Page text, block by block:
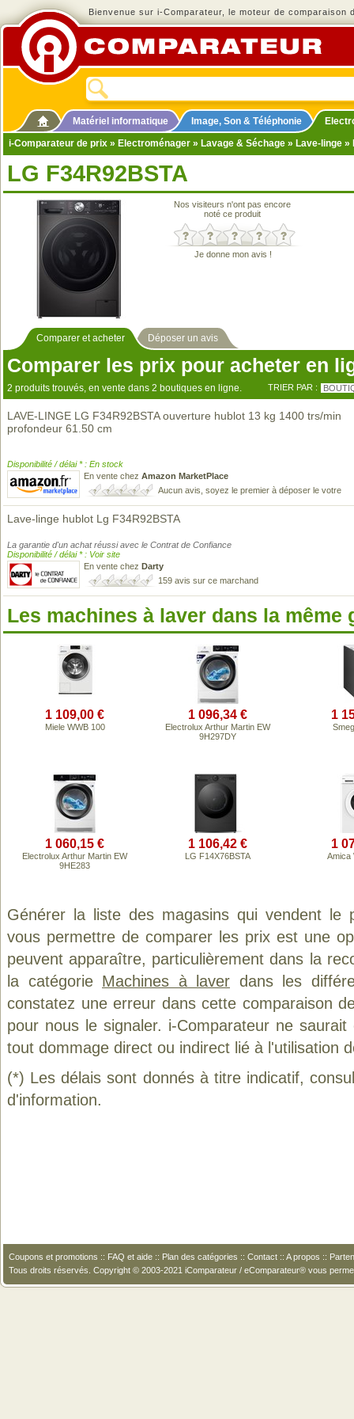
Bienvenue sur i-Comparateur, le moteur de comparaison
Matériel informatique Image, Son & Téléphonie
i-Comparateur de prix » Electroménager » Lavage & Séchage » Lave-linge »
LG F34R92BSTA
Nos visiteurs n'ont pas encore
noté ce produit
Je donne mon avis !
Comparer et acheter Déposer un avis
Comparer les prix pour acheter en
2 produits trouvés, en vente dans 2 boutiques en ligne. TRIER PAR :
LAVE-LINGE LG F34R92BSTA ouverture hublot 13 kg 1400 trs/min
profondeur 61.50 cm
Disponibilité / délai * : En stock
En vente chez Amazon MarketPlace
Aucun avis, soyez le premier à déposer le votre
Lave-linge hublot Lg F34R92BSTA
La garantie d'un achat réussi avec le Contrat de Confiance
Disponibilité / délai * : Voir site
En vente chez Darty
159 avis sur ce marchand
Les machines à laver dans la même
1 109,00 €
Miele WWB 100
1 096,34 €
Electrolux Arthur Martin EW
9H297DY
1
1 060,15 €
Electrolux Arthur Martin EW
9HE283
1 106,42 €
LG F14X76BSTA
1
Amica
Générer la liste des magasins qui vendent le
vous permettre de comparer les prix est une
peuvent apparaître, particulièrement dans la
la catégorie Machines à laver dans les
constatez une erreur dans cette comparaison
pour nous le signaler. i-Comparateur ne
tout dommage direct ou indirect lié à l'utilisation
(*) Les délais sont donnés à titre indicatif,
d'information.
Coupons et promotions :: FAQ et aide :: Plan des catégories :: Contact :: A propos ::
Tous droits réservés. Copyright © 2003-2021 iComparateur / eComparateur® vous